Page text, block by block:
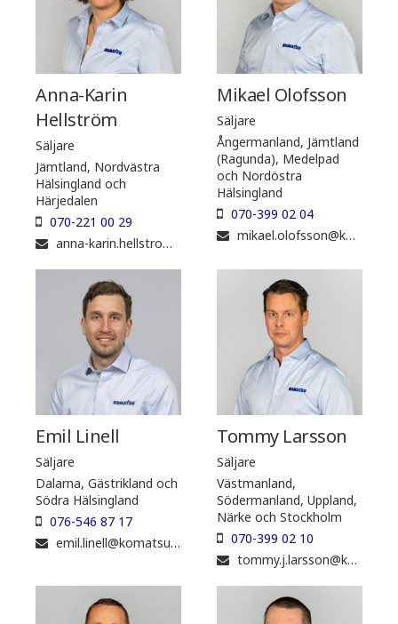
Anna-Karin
Hellström
Säljare
Jämtland, Nordvästra
Hälsingland och
Härjedalen
070-221 00 29
anna-karin.hellstrom@komatsuforest.com
Mikael Olofsson
Säljare
Ångermanland, Jämtland
(Ragunda), Medelpad
och Nordöstra
Hälsingland
070-399 02 04
mikael.olofsson@komatsuforest.com
Emil Linell
Säljare
Dalarna, Gästrikland och
Södra Hälsingland
076-546 87 17
emil.linell@komatsuforest.com
Tommy Larsson
Säljare
Västmanland,
Södermanland, Uppland,
Närke och Stockholm
070-399 02 10
tommy.j.larsson@komatsuforest.com